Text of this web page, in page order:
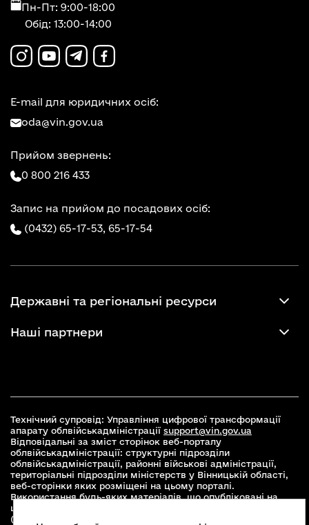
Пн-Пт: 9:00-18:00
Обід: 13:00-14:00
E-mail для юридичних осіб:
oda@vin.gov.ua
Прийом звернень:
0 800 216 433
Запис на прийом до посадових осіб:
(0432) 65-17-53, 65-17-54
Державні та регіональні ресурси
Наші партнери
Технічний супровід: Управління цифрової трансформації
апарату облвійськадміністрації support@vin.gov.ua
Відповідальні за зміст сторінок веб-порталу
облвійськадміністрації: структурні підрозділи
облвійськадміністрації, районні військові адміністрації,
територіальні підрозділи міністерств у Вінницькій області,
веб-сторінки яких розміщені на цьому порталі.
Використання будь-яких матеріалів, що опубліковані на
цьому сайті, дозволяється при умові зазначення посилання
(для інтернет-видань - гіперпосилання) на офіційний сайт